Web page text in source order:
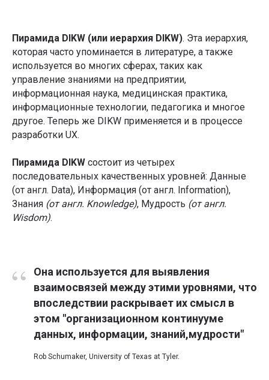
Пирамида DIKW (или иерархия DIKW). Эта иерархия,
которая часто упоминается в литературе, а также
используется во многих сферах, таких как
управление знаниями на предприятии,
информационная наука, медицинская практика,
информационные технологии, педагогика и многое
другое. Теперь же DIKW применяется и в процессе
разработки UX.
Пирамида DIKW состоит из четырех
последовательных качественных уровней: Данные
(от англ. Data), Информация (от англ. Information),
Знания (от англ. Knowledge), Мудрость (от англ.
Wisdom).
“
Она используется для выявления
взаимосвязей между этими уровнями, что
впоследствии раскрывает их смысл в
этом "организационном континууме
данных, информации, знаний,мудрости"
Rob Schumaker, University of Texas at Tyler.